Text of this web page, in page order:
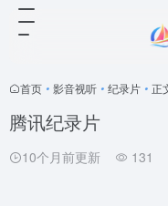
首页 • 影音视听 • 纪录片 • 正
腾讯纪录片
10个月前更新 131